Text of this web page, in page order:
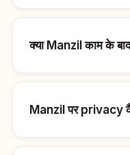
क्या Manzil काम के
Manzil पर privacy